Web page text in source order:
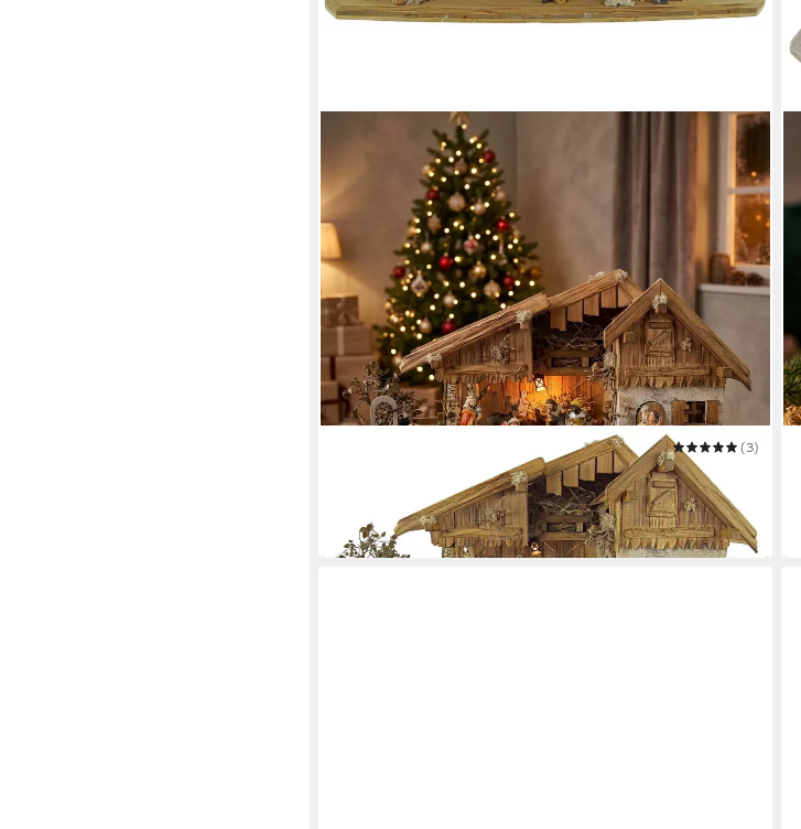
Krippe Weihnachtskrippe Großglockner inkl. 12-tlg.
Figurensatz K 001
(3)
229,00 €
in 4-5 Werktagen bei dir